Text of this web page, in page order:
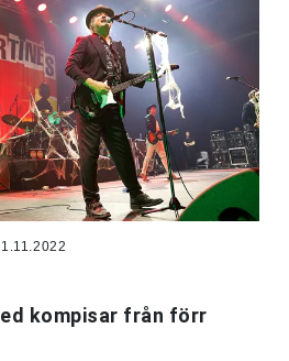
kompisar från förr